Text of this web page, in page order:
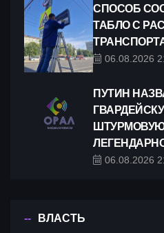
СПОСОБ
ТАБЛО С
06.08.2026
ПУТИН
06.08.2026
ВЛАСТЬ